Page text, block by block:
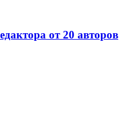
от 20 авторов